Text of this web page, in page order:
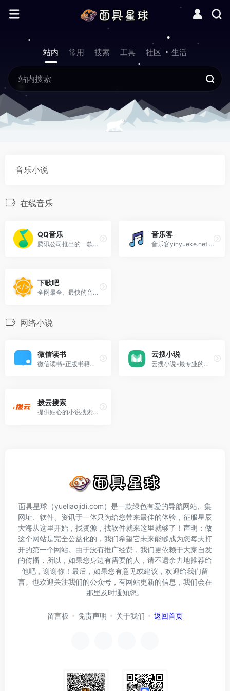
站内 常用 搜索 工具 社区 生活
音乐小说
在线音乐
QQ音乐
腾讯公司推出的一款网络音乐服务产品,海量音乐在线试听、新歌热歌在线首发
音乐客
音乐客yinyueke.net 具有音乐搜索、播放、下载、歌词同步显示、个人音乐播放列表同步等功能。
下歌吧
全网最全、最快的音乐下载网站,提供超高、无损等音质音乐下载
网络小说
微信读书
微信读书-正版书籍小说免费阅读
云搜小说
云搜小说-最专业的小说搜索网站引擎
拨云搜索
提供贴心的小说搜索服务,您可以通过角色、剧情、专有词汇和类似小说进行检索
面具星球（yueliaojidi.com）是一款绿色有爱的导航网站、集
网址、软件、资讯于一体只为给您带来最佳的体验，征服星辰
大海从这里开始，找资源，找软件就来这里就够了！声明：做
这个网站是完全公益化的，我们希望它未来能够成为您每天打
开的第一个网站。由于没有推广经费，我们更依赖于大家自发
的传播，所以，如果您身边有需要的人，请不遗余力地推荐给
他吧，谢谢你！最后，如果您有意见或建议，欢迎给我们留
言。也欢迎关注我们的公众号，有网站更新的信息，我们会在
那里及时通知您。
留言板 免责声明 关于我们 返回首页